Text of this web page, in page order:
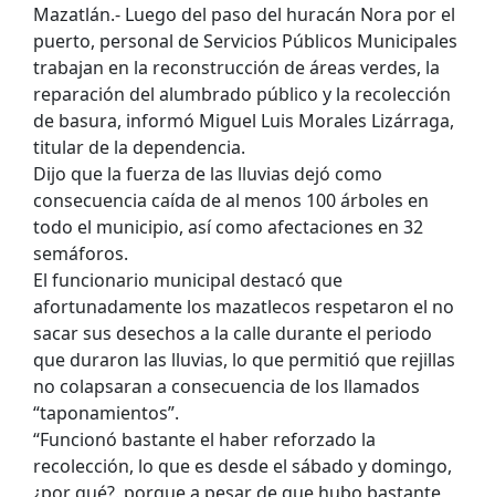
Mazatlán.- Luego del paso del huracán Nora por el
puerto, personal de Servicios Públicos Municipales
trabajan en la reconstrucción de áreas verdes, la
reparación del alumbrado público y la recolección
de basura, informó Miguel Luis Morales Lizárraga,
titular de la dependencia.
Dijo que la fuerza de las lluvias dejó como
consecuencia caída de al menos 100 árboles en
todo el municipio, así como afectaciones en 32
semáforos.
El funcionario municipal destacó que
afortunadamente los mazatlecos respetaron el no
sacar sus desechos a la calle durante el periodo
que duraron las lluvias, lo que permitió que rejillas
no colapsaran a consecuencia de los llamados
“taponamientos”.
“Funcionó bastante el haber reforzado la
recolección, lo que es desde el sábado y domingo,